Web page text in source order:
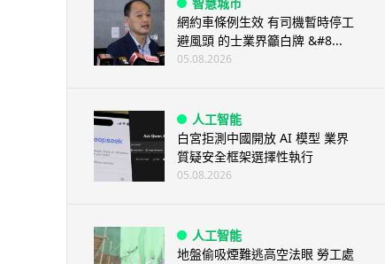
網約車條例生效 有司機暫時停工
避風頭 的士業界籲白牌 &#8...
05.08.2026
人工智能
白宮拒測中國開放 AI 模型 業界
質疑安全框架選擇性執行
05.08.2026
人工智能
地盤偷吸煙難逃高空法眼 勞工處